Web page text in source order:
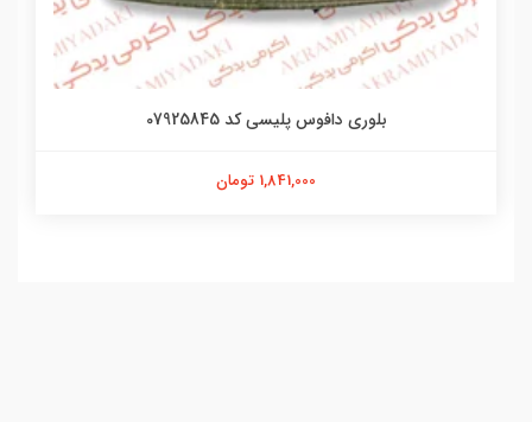
بلوری دافوس پلیسی کد 07925845
1,841,000 تومان